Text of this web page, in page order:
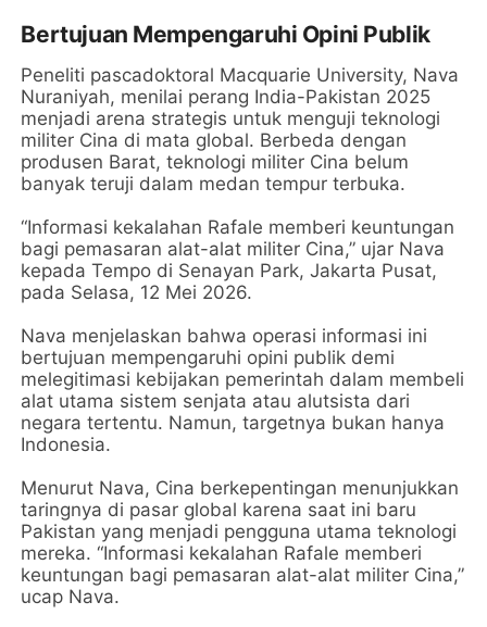
Bertujuan Mempengaruhi Opini Publik
Peneliti pascadoktoral Macquarie University, Nava
Nuraniyah, menilai perang India-Pakistan 2025
menjadi arena strategis untuk menguji teknologi
militer Cina di mata global. Berbeda dengan
produsen Barat, teknologi militer Cina belum
banyak teruji dalam medan tempur terbuka.
“Informasi kekalahan Rafale memberi keuntungan
bagi pemasaran alat-alat militer Cina,” ujar Nava
kepada Tempo di Senayan Park, Jakarta Pusat,
pada Selasa, 12 Mei 2026.
Nava menjelaskan bahwa operasi informasi ini
bertujuan mempengaruhi opini publik demi
melegitimasi kebijakan pemerintah dalam membeli
alat utama sistem senjata atau alutsista dari
negara tertentu. Namun, targetnya bukan hanya
Indonesia.
Menurut Nava, Cina berkepentingan menunjukkan
taringnya di pasar global karena saat ini baru
Pakistan yang menjadi pengguna utama teknologi
mereka. “Informasi kekalahan Rafale memberi
keuntungan bagi pemasaran alat-alat militer Cina,”
ucap Nava.